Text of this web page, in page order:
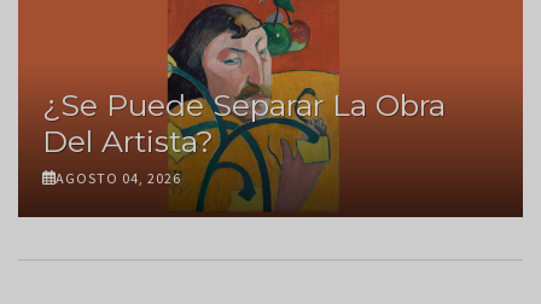
¿Se Puede Separar La Obra
Del Artista?
AGOSTO 04, 2026